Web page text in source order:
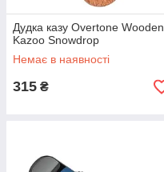
Дудка казу Overtone Wooden
Kazoo Snowdrop
Немає в наявності
315 ₴